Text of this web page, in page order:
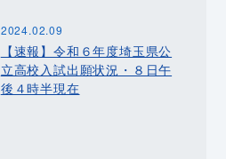
2024.02.09
【速報】令和６年度埼玉県公
立高校入試出願状況・８日午
後４時半現在